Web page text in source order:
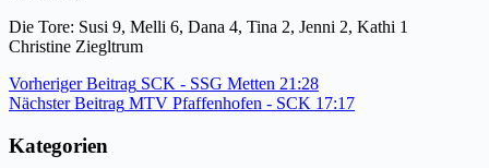
Die Tore: Susi 9, Melli 6, Dana 4, Tina 2, Jenni 2, Kathi 1
Christine Ziegltrum
VorherigerBeitrag SCK - SSG Metten 21:28
NächsterBeitrag MTV Pfaffenhofen - SCK 17:17
Kategorien